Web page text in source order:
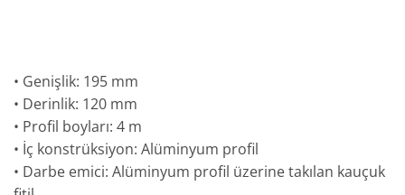
• Genişlik: 195 mm
• Derinlik: 120 mm
• Profil boyları: 4 m
• İç konstrüksiyon: Alüminyum profil
• Darbe emici: Alüminyum profil üzerine takılan kauçuk